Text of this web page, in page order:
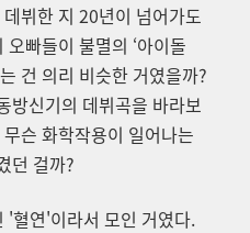
뷔한 지 20년이 넘어가도
빠들이 불멸의 ‘아이돌
건 의리 비슷한 거였을까?
방신기의 데뷔곡을 바라보
슨 화학작용이 일어나는
던 걸까?
'혈연'이라서 모인 거였다.